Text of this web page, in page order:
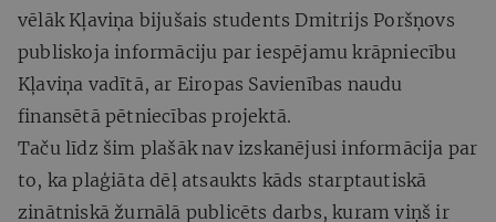
vēlāk Kļaviņa bijušais students Dmitrijs Poršņovs
publiskoja informāciju par iespējamu krāpniecību
Kļaviņa vadītā, ar Eiropas Savienības naudu
finansētā pētniecības projektā.
Taču līdz šim plašāk nav izskanējusi informācija par
to, ka plaģiāta dēļ atsaukts kāds starptautiskā
zinātniskā žurnālā publicēts darbs, kuram viņš ir